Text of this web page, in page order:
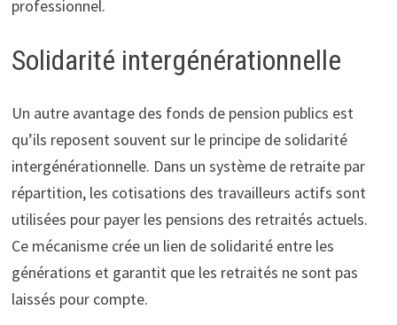
professionnel.
Solidarité intergénérationnelle
Un autre avantage des fonds de pension publics est
qu’ils reposent souvent sur le principe de solidarité
intergénérationnelle. Dans un système de retraite par
répartition, les cotisations des travailleurs actifs sont
utilisées pour payer les pensions des retraités actuels.
Ce mécanisme crée un lien de solidarité entre les
générations et garantit que les retraités ne sont pas
laissés pour compte.